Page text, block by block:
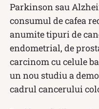
Parkinson sau
consumul de cafea
anumite tipuri de
endometrial, de
carcinom cu celule
un nou studiu a
cadrul cancerului